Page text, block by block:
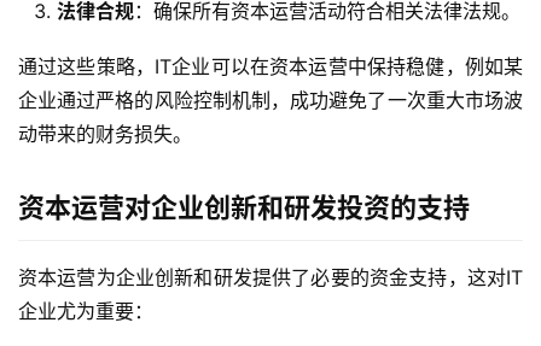
法律合规：确保所有资本运营活动符合相关法律法规。
通过这些策略，IT企业可以在资本运营中保持稳健，例如某
企业通过严格的风险控制机制，成功避免了一次重大市场波
动带来的财务损失。
资本运营对企业创新和研发投资的支持
资本运营为企业创新和研发提供了必要的资金支持，这对IT
企业尤为重要：